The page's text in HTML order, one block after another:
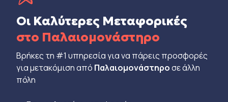
Οι Καλύτερες Μεταφορικές
στο Παλαιομονάστηρο
Βρήκες τη #1 υπηρεσία για να πάρεις προσφορές
για μετακόμιση από Παλαιομονάστηροσε άλλη
πόλη